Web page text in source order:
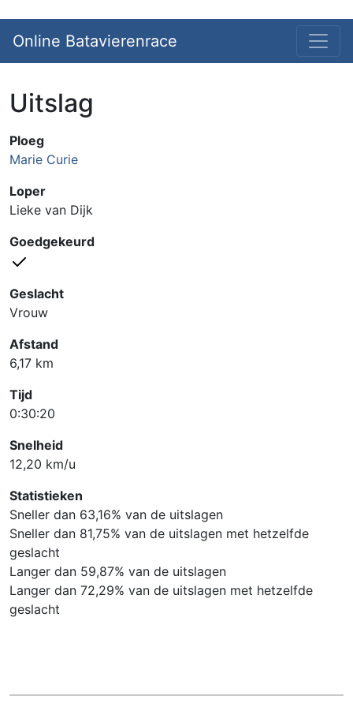
Online Batavierenrace
Uitslag
Ploeg
Marie Curie
Loper
Lieke van Dijk
Goedgekeurd
Geslacht
Vrouw
Afstand
6,17 km
Tijd
0:30:20
Snelheid
12,20 km/u
Statistieken
Sneller dan 63,16% van de uitslagen
Sneller dan 81,75% van de uitslagen met hetzelfde
geslacht
Langer dan 59,87% van de uitslagen
Langer dan 72,29% van de uitslagen met hetzelfde
geslacht